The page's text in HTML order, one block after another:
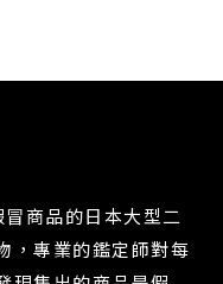
商品的日本大型二
，專業的鑑定師對每